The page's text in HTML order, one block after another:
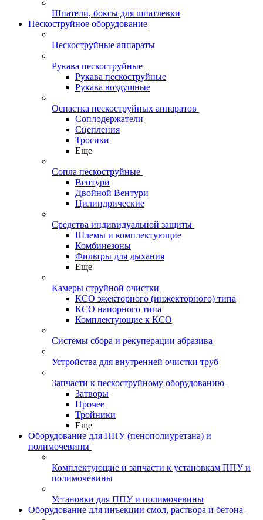
Шпатели, боксы для шпатлевки
Пескоструйное оборудование
Пескоструйные аппараты
Рукава пескоструйные
Рукава пескоструйные
Рукава воздушные
Оснастка пескоструйных аппаратов
Соплодержатели
Сцепления
Тросики
Еще
Сопла пескоструйные
Вентури
Двойной Вентури
Цилиндрические
Средства индивидуальной защиты
Шлемы и комплектующие
Комбинезоны
Фильтры для дыхания
Еще
Камеры струйной очистки
КСО эжекторного (инжекторного) типа
КСО напорного типа
Комплектующие к КСО
Системы сбора и рекуперации абразива
Устройства для внутренней очистки труб
Запчасти к пескоструйному оборудованию
Затворы
Прочее
Тройники
Еще
Оборудование для ППУ (пенополиуретана) и
полимочевины
Комплектующие и запчасти к установкам ППУ и
полимочевины
Установки для ППУ и полимочевины
Оборудование для инъекции смол, раствора и бетона